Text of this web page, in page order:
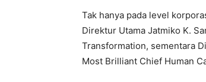
Tak hanya pada level
Direktur Utama Jatmiko K.
Transformation, sementara
Most Brilliant Chief Human